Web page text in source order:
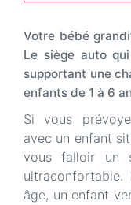
Votre bébé
Le siège auto
supportant une
enfants de 1 à 6
Si vous
avec un enfant
vous falloir un
âge, un enfant